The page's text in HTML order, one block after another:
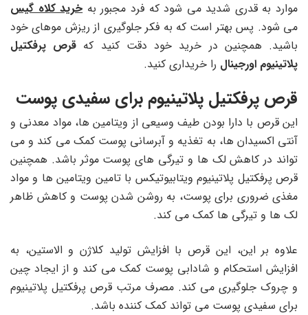
موارد به قدری شدید می شود که فرد مجبور بهخرید کلاه گیس
می شود. پس بهتر است که به فکر جلوگیری از ریزش موهای خود
باشید. همچنین در خرید خود دقت کنید که قرص پرفکتیل
پلاتینیوم اورجینال را خریداری کنید.
قرص پرفکتیل پلاتینیوم برای سفیدی پوست
این قرص با دارا بودن طیف وسیعی از ویتامین ها، مواد معدنی و
آنتی اکسیدان ها، به تغذیه و آبرسانی پوست کمک می کند و می
تواند در کاهش لک ها و تیرگی های پوست موثر باشد. همچنین
قرص پرفکتیل پلاتینیوم ویتابیوتیکس با تامین ویتامین ها و مواد
مغذی ضروری برای پوست، به روشن شدن پوست و کاهش ظاهر
لک ها و تیرگی ها کمک می کند.
علاوه بر این، این قرص با افزایش تولید کلاژن و الاستین، به
افزایش استحکام و شادابی پوست کمک می کند و از ایجاد چین
و چروک جلوگیری می کند. مصرف مرتب قرص پرفکتیل پلاتینیوم
برای سفیدی پوست می تواند کمک کننده باشد.